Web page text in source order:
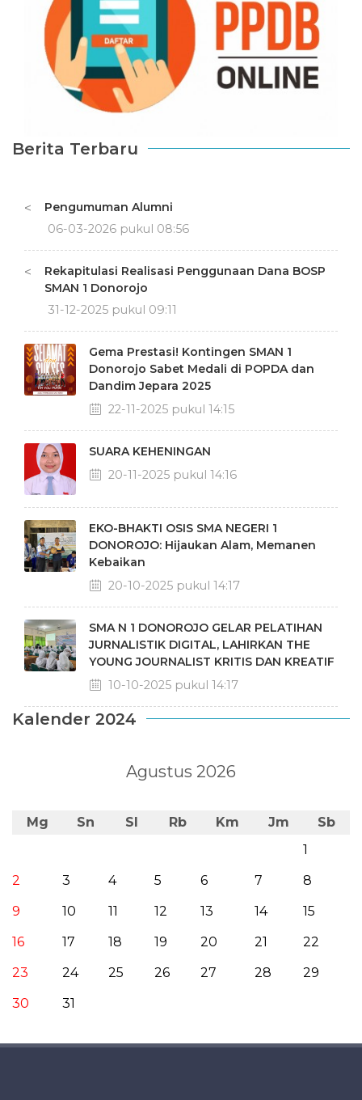
Berita Terbaru
<
Pengumuman Alumni
06-03-2026 pukul 08:56
<
Rekapitulasi Realisasi Penggunaan Dana BOSP
SMAN 1 Donorojo
31-12-2025 pukul 09:11
Gema Prestasi! Kontingen SMAN 1
Donorojo Sabet Medali di POPDA dan
Dandim Jepara 2025
22-11-2025 pukul 14:15
SUARA KEHENINGAN
20-11-2025 pukul 14:16
EKO-BHAKTI OSIS SMA NEGERI 1
DONOROJO: Hijaukan Alam, Memanen
Kebaikan
20-10-2025 pukul 14:17
SMA N 1 DONOROJO GELAR PELATIHAN
JURNALISTIK DIGITAL, LAHIRKAN THE
YOUNG JOURNALIST KRITIS DAN KREATIF
10-10-2025 pukul 14:17
Kalender 2024
Agustus 2026
Mg Sn Sl Rb Km Jm
Sb
1
2
3 4 5 6 7
8
9
10 11 12 13 14
15
16
17 18 19 20 21
22
23
24 25 26 27 28
29
30
31